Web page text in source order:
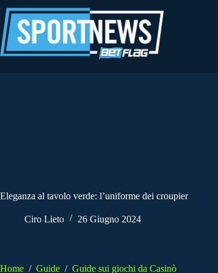
al
contenuto
Eleganza al tavolo verde: l’uniforme dei croupier
Ciro Lieto 26 Giugno 2024
Home / Guide / Guide sui giochi da Casinò